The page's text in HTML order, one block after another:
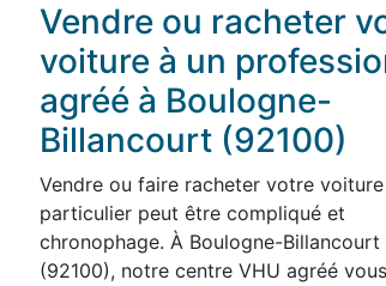
Vendre ou racheter
voiture à un
agréé à Boulogne-
Billancourt (92100)
Vendre ou faire racheter votre
particulier peut être compliqué et
chronophage. À Boulogne-Billancourt
(92100), notre centre VHU agréé vous